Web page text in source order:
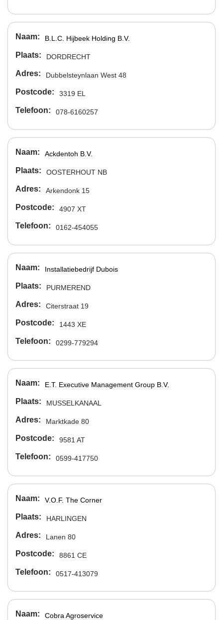
Naam B.L.C. Hijbeek Holding B.V.
Plaats DORDRECHT
Adres Dubbelsteynlaan West 48
Postcode 3319 EL
Telefoon 078-6160257
Naam Ackdentoh B.V.
Plaats OOSTERHOUT NB
Adres Arkendonk 15
Postcode 4907 XT
Telefoon 0162-454055
Naam Installatiebedrijf Dubois
Plaats PURMEREND
Adres Citerstraat 19
Postcode 1443 XE
Telefoon 0299-779294
Naam E.T. Executive Management Group B.V.
Plaats MUSSELKANAAL
Adres Marktkade 80
Postcode 9581 AT
Telefoon 0599-417750
Naam V.O.F. The Corner
Plaats HARLINGEN
Adres Lanen 80
Postcode 8861 CE
Telefoon 0517-413079
Naam Cobra Agroservice